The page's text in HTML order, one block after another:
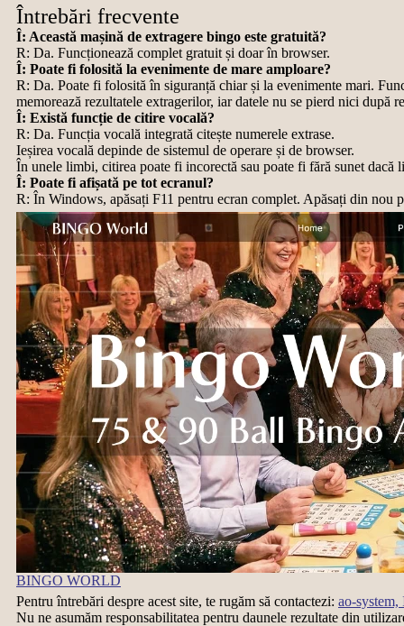
Întrebări frecvente
Î: Această mașină de extragere bingo este gratuită?
R: Da. Funcționează complet gratuit și doar în browser.
Î: Poate fi folosită la evenimente de mare amploare?
R: Da. Poate fi folosită în siguranță chiar și la evenimente mari.
memorează rezultatele extragerilor, iar datele nu se pierd nici după
Î: Există funcție de citire vocală?
R: Da. Funcția vocală integrată citește numerele extrase.
Ieșirea vocală depinde de sistemul de operare și de browser.
În unele limbi, citirea poate fi incorectă sau poate fi fără sunet dacă
Î: Poate fi afișată pe tot ecranul?
R: În Windows, apăsați F11 pentru ecran complet. Apăsați din nou
BINGO WORLD
Pentru întrebări despre acest site, te rugăm să contactezi: ao-system,
Nu ne asumăm responsabilitatea pentru daunele rezultate din